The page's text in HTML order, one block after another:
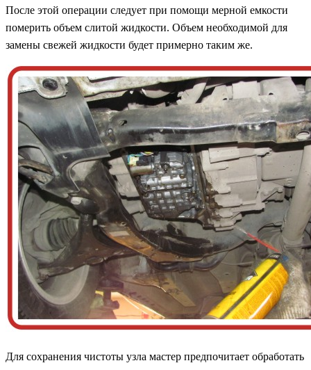
После этой операции следует при помощи мерной емкости
померить объем слитой жидкости. Объем необходимой для
замены свежей жидкости будет примерно таким же.
Для сохранения чистоты узла мастер предпочитает обработать